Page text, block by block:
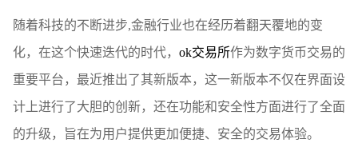
随着科技的不断进步,金融行业也在经历着翻天覆地的变
化，在这个快速迭代的时代， ok交易所作为数字货币交易的
重要平台，最近推出了其新版本，这一新版本不仅在界面设
计上进行了大胆的创新，还在功能和安全性方面进行了全面
的升级，旨在为用户提供更加便捷、安全的交易体验。